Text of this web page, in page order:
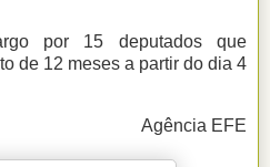
por 15 deputados que
de 12 meses a partir do dia 4
Agência EFE